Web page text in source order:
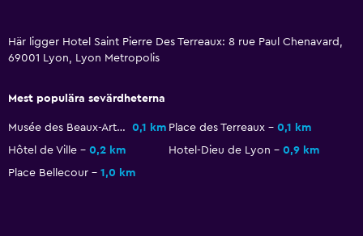
Här ligger Hotel Saint Pierre Des Terreaux: 8 rue Paul Chenavard,
69001 Lyon, Lyon Metropolis
Mest populära sevärdheterna
Musée des Beaux-Arts de Lyon 0,1 km Place des Terreaux
0,1 km
Hôtel de Ville
0,2 km Hotel-Dieu de Lyon
0,9 km
Place Bellecour
1,0 km